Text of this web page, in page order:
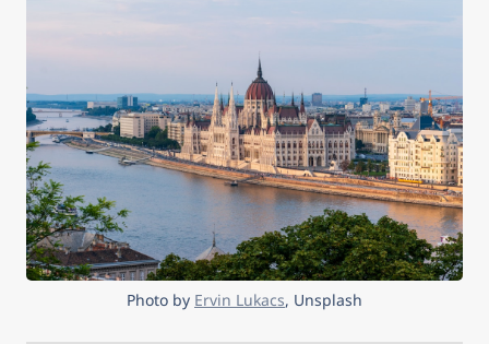
Photo by Ervin Lukacs, Unsplash